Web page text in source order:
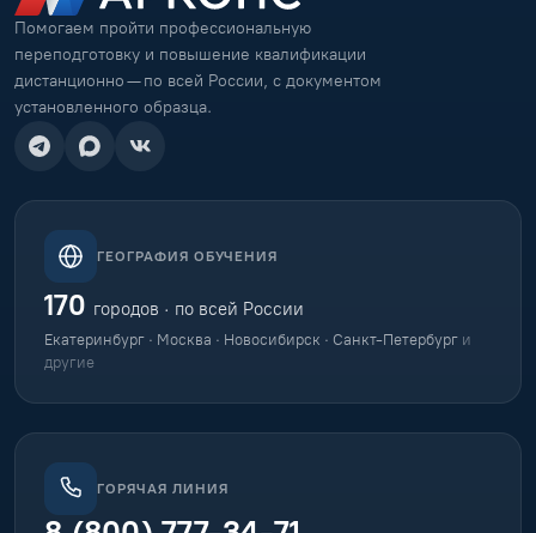
Помогаем пройти профессиональную
переподготовку и повышение квалификации
дистанционно — по всей России, с документом
установленного образца.
ГЕОГРАФИЯ ОБУЧЕНИЯ
170 городов · по всей России
Екатеринбург · Москва · Новосибирск · Санкт-Петербург и
другие
ГОРЯЧАЯ ЛИНИЯ